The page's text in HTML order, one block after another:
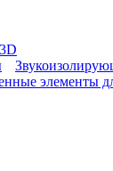
элементы